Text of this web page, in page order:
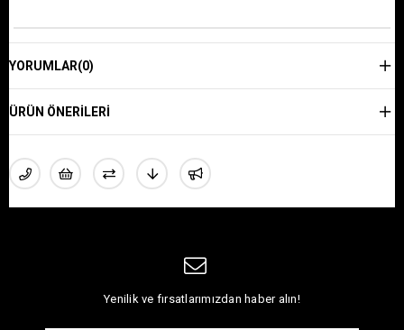
YORUMLAR(0)
ÜRÜN ÖNERILERI
Yenilik ve fırsatlarımızdan haber alın!